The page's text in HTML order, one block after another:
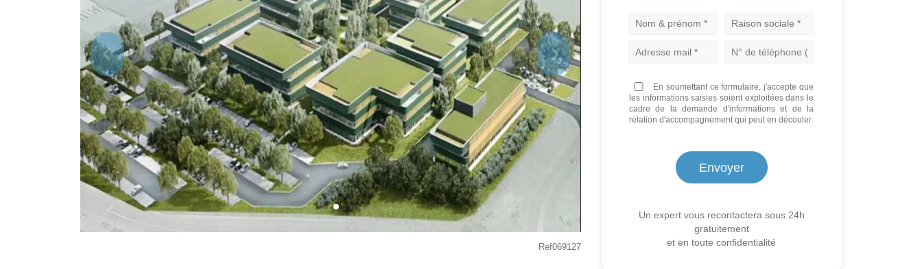
Ref069127
Nom
En soumettant ce formulaire, j'accepte que
les informations saisies soient exploitées dans le
cadre de la demande d'informations et de la
relation d'accompagnement qui peut en découler.
Un expert vous recontactera sous 24h
gratuitement
et en toute confidentialité